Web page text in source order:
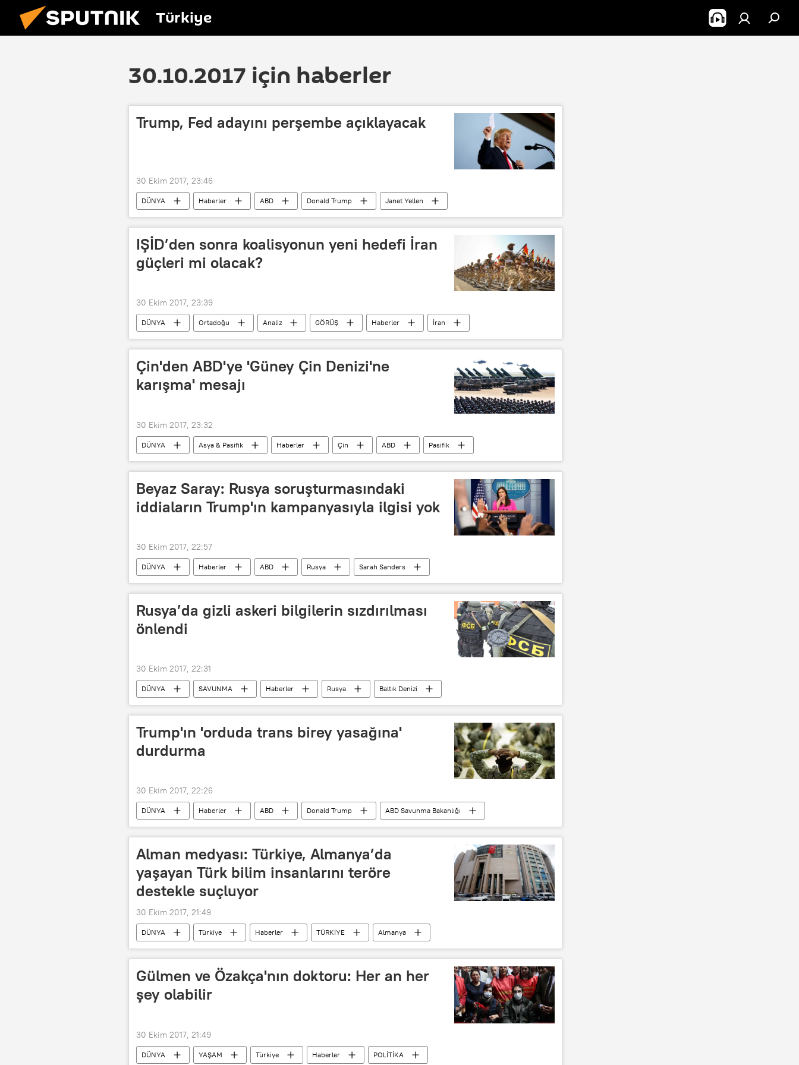
Türkiye
30.10.2017 için haberler
Trump, Fed adayını perşembe açıklayacak
30 Ekim 2017, 23:46
DÜNYA Haberler ABD Donald Trump
Janet Yellen
Jerome Powell
Fed
IŞİD’den sonra koalisyonun yeni hedefi İran
güçleri mi olacak?
30 Ekim 2017, 23:39
DÜNYA Ortadoğu Analiz GÖRÜŞ Haberler
İran
ABD
Suriye Donald Trump Beşar Esad
Çin'den ABD'ye 'Güney Çin Denizi'ne
karışma' mesajı
30 Ekim 2017, 23:32
DÜNYA Asya & Pasifik Haberler Çin ABD
Pasifik
Güney Çin Denizi
Şi Cinping
Beyaz Saray: Rusya soruşturmasındaki
iddiaların Trump'ın kampanyasıyla ilgisi yok
30 Ekim 2017, 22:57
DÜNYA Haberler ABD Rusya
Sarah Sanders
Donald Trump
George Papadopoulos Robert Mueller
Paul Manafort
Rusya’da gizli askeri bilgilerin sızdırılması
önlendi
30 Ekim 2017, 22:31
DÜNYA SAVUNMA Haberler Rusya
Baltık Denizi
Rusya Federal Güvenlik Servisi (FSB)
Trump'ın 'orduda trans birey yasağına'
durdurma
30 Ekim 2017, 22:26
DÜNYA Haberler ABD Donald Trump ABD Savunma Bakanlığı
Alman medyası: Türkiye, Almanya’da
yaşayan Türk bilim insanlarını teröre
destekle suçluyor
30 Ekim 2017, 21:49
DÜNYA Türkiye Haberler TÜRKİYE
Almanya
Suddeutsche Zeitung
Barış İçin Akademisyenler Terör
Gülmen ve Özakça'nın doktoru: Her an her
şey olabilir
30 Ekim 2017, 21:49
DÜNYA YAŞAM Türkiye Haberler
POLİTİKA